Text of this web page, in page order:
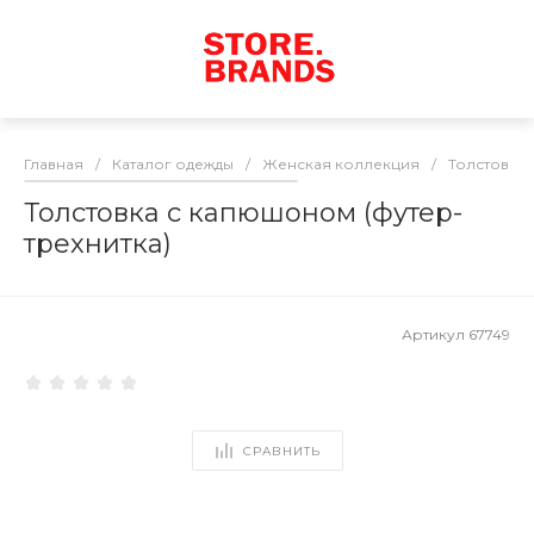
Главная / Каталог одежды / Женская коллекция / Толстовки
Толстовка с капюшоном (футер-
трехнитка)
Артикул 67749
СРАВНИТЬ